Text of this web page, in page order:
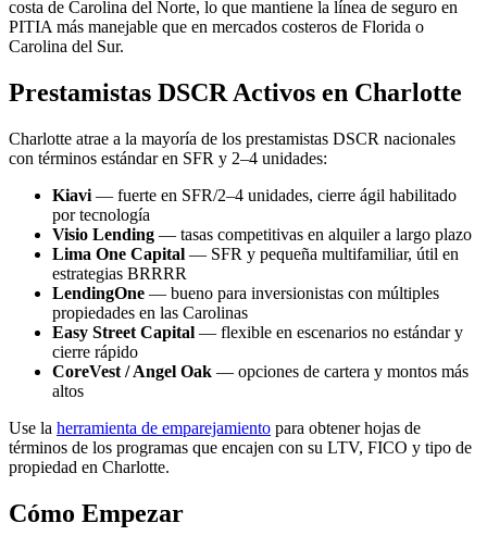
costa de Carolina del Norte, lo que mantiene la línea de seguro en
PITIA más manejable que en mercados costeros de Florida o
Carolina del Sur.
Prestamistas DSCR Activos en Charlotte
Charlotte atrae a la mayoría de los prestamistas DSCR nacionales
con términos estándar en SFR y 2–4 unidades:
Kiavi — fuerte en SFR/2–4 unidades, cierre ágil habilitado
por tecnología
Visio Lending — tasas competitivas en alquiler a largo plazo
Lima One Capital — SFR y pequeña multifamiliar, útil en
estrategias BRRRR
LendingOne — bueno para inversionistas con múltiples
propiedades en las Carolinas
Easy Street Capital — flexible en escenarios no estándar y
cierre rápido
CoreVest / Angel Oak — opciones de cartera y montos más
altos
Use la herramienta de emparejamiento para obtener hojas de
términos de los programas que encajen con su LTV, FICO y tipo de
propiedad en Charlotte.
Cómo Empezar